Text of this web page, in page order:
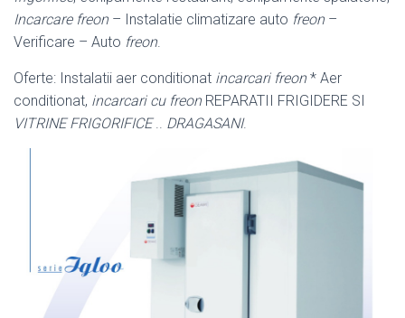
Incarcare freon– Instalatie climatizare auto freon–
Verificare – Auto freon.
Oferte: Instalatii aer conditionat incarcari freon* Aer
conditionat, incarcari cu freonREPARATII FRIGIDERE SI
VITRINE FRIGORIFICE.. DRAGASANI.